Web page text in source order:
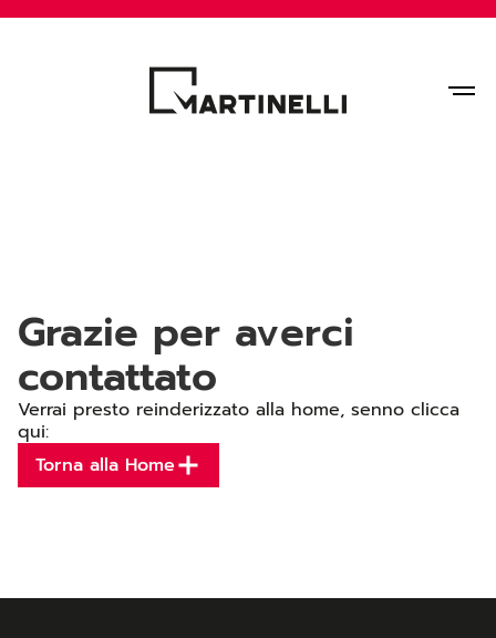
Azienda
Servizi
Progetti
Contatti
Grazie per averci
contattato
Verrai presto reinderizzato alla home, senno clicca
qui:
Torna alla Home